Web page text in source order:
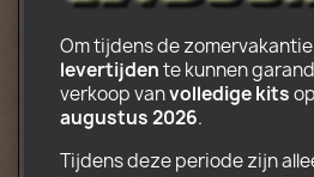
Inhoud:
Volledige rit (4 gondels
tot 120 °)
Uitchecken
Om tijdens de zomervakantie
levertijden te kunnen
verkoop van volledige kits
augustus 2026.
Tijdens deze periode zijn